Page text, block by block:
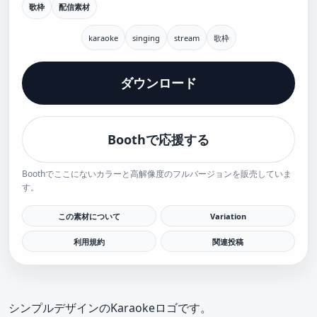
歌枠 配信素材
karaoke singing stream 歌枠
ダウンロード
Boothで応援する
Boothでここにないカラーと高解像度のフルバージョンを販売していま
す。
この素材について Variation
利用規約 関連投稿
シンプルデザインのKaraokeロゴです。